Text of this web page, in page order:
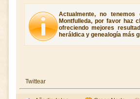
Actualmente, no
Montfulleda, por favor haz
ofreciendo mejores
heráldica y genealogía más
Twittear